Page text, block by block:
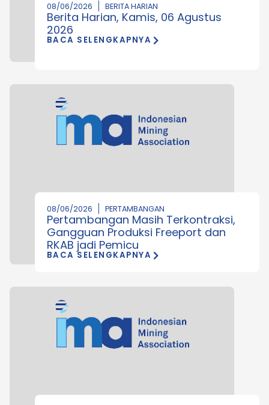
08/06/2026 BERITA HARIAN
Berita Harian, Kamis, 06 Agustus
2026
BACA SELENGKAPNYA
08/06/2026 PERTAMBANGAN
Pertambangan Masih Terkontraksi,
Gangguan Produksi Freeport dan
RKAB jadi Pemicu
BACA SELENGKAPNYA